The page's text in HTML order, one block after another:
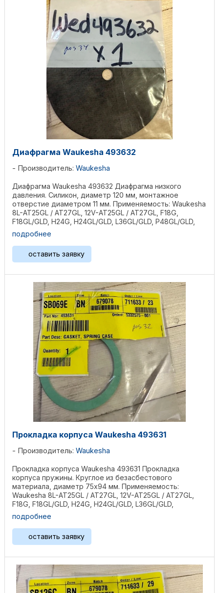
Диафрагма Waukesha 493632
Производитель: Waukesha
Диафрагма Waukesha 493632 Диафрагма низкого
давления. Силикон, диаметр 120 мм, монтажное
отверстие диаметром 11 мм. Применяемость: Waukesha
8L-AT25GL / AT27GL, 12V-AT25GL / AT27GL, F18G,
F18GL/GLD, H24G, H24GL/GLD, L36GL/GLD, P48GL/GLD,
2895GL, ...
подробнее
оставить заявку
Прокладка корпуса Waukesha 493631
Производитель: Waukesha
Прокладка корпуса Waukesha 493631 Прокладка
корпуса пружины. Круглое из безасбестового
материала, диаметр 75х94 мм. Применяемость:
Waukesha 8L-AT25GL / AT27GL, 12V-AT25GL / AT27GL,
F18G, F18GL/GLD, H24G, H24GL/GLD, L36GL/GLD,
P48GL/GLD, 2895GL, ...
подробнее
оставить заявку